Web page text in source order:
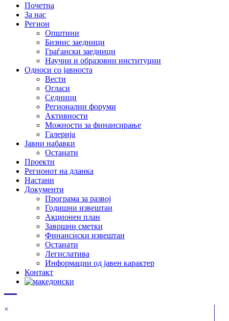
Почетна
За нас
Регион
Општини
Бизнис заедници
Граѓански заедници
Научни и образовни институции
Односи со јавноста
Вести
Огласи
Седници
Регионални форуми
Активности
Можности за финансирање
Галерија
Јавни набавки
Останати
Проекти
Регионот на дланка
Настани
Документи
Програма за развој
Годишни извештаи
Акционен план
Завршни сметки
Финансиски извештаи
Останати
Легислатива
Информации од јавен карактер
Контакт
×